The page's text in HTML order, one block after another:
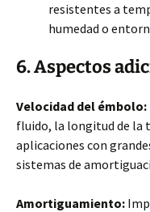
resistentes a
humedad o
6. Aspectos
Velocidad del émbolo:
fluido, la longitud de la
aplicaciones con
sistemas de
Amortiguamiento: